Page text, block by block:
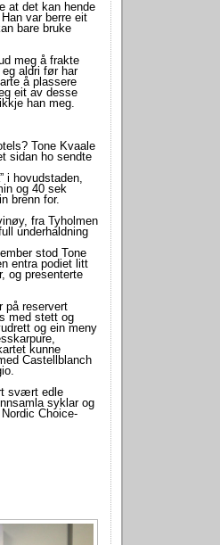
at det kan hende
var berre eit
bare bruke
meg å frakte
aldri før har
å plassere
eit av desse
han meg.
Tone Kvaale
sidan ho sendte
i hovudstaden,
og 40 sek
brenn for.
fra Tyholmen
underhaldning
stod Tone
entra podiet litt
og presenterte
på reservert
med stett og
og ein meny
kunne
Castellblanch
svært edle
syklar og
Choice-